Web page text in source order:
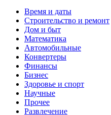
Время и даты
Строительство и ремонт
Дом и быт
Математика
Автомобильные
Конвертеры
Финансы
Бизнес
Здоровье и спорт
Научные
Прочее
Развлечение